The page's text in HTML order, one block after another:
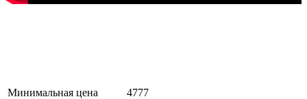
Минимальная цена
4777